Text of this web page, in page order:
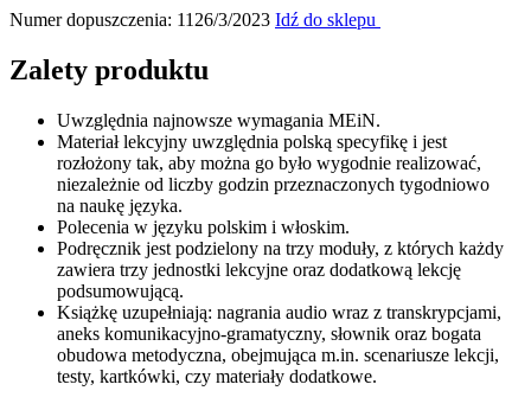
Numer dopuszczenia: 1126/3/2023 Idź do sklepu
Zalety produktu
Uwzględnia najnowsze wymagania MEiN.
Materiał lekcyjny uwzględnia polską specyfikę i jest
rozłożony tak, aby można go było wygodnie realizować,
niezależnie od liczby godzin przeznaczonych tygodniowo
na naukę języka.
Polecenia w języku polskim i włoskim.
Podręcznik jest podzielony na trzy moduły, z których każdy
zawiera trzy jednostki lekcyjne oraz dodatkową lekcję
podsumowującą.
Książkę uzupełniają: nagrania audio wraz z transkrypcjami,
aneks komunikacyjno-gramatyczny, słownik oraz bogata
obudowa metodyczna, obejmująca m.in. scenariusze lekcji,
testy, kartkówki, czy materiały dodatkowe.